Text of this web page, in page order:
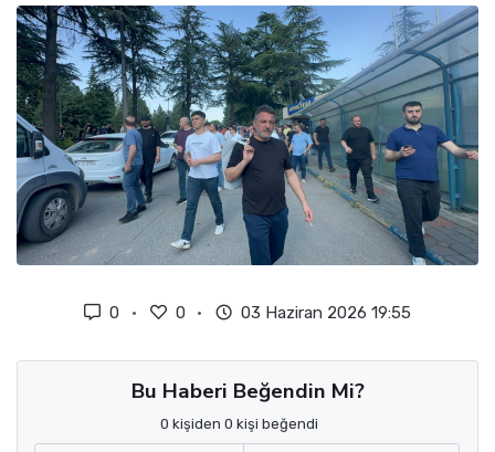
0 0 03 Haziran 2026 19:55
Bu Haberi Beğendin Mi?
0 kişiden 0 kişi beğendi